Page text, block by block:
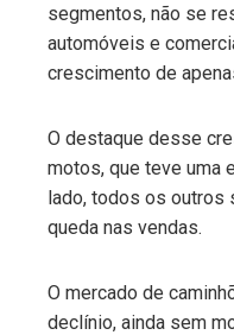
segmentos, não se
automóveis e
crescimento de
O destaque desse
motos, que teve uma
lado, todos os outros
queda nas vendas.
O mercado de
declínio, ainda sem